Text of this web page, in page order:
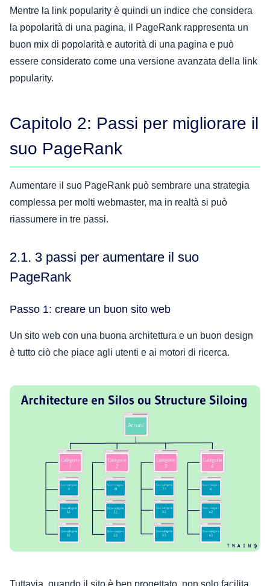
Mentre la link popularity è quindi un indice che considera
la popolarità di una pagina, il PageRank rappresenta un
buon mix di popolarità e autorità di una pagina e può
essere considerato come una versione avanzata della link
popularity.
Capitolo 2: Passi per migliorare il
suo PageRank
Aumentare il suo PageRank può sembrare una strategia
complessa per molti webmaster, ma in realtà si può
riassumere in tre passi.
2.1. 3 passi per aumentare il suo
PageRank
Passo 1: creare un buon sito web
Un sito web con una buona architettura e un buon design
è tutto ciò che piace agli utenti e ai motori di ricerca.
Tuttavia, quando il sito è ben progettato, non solo facilita